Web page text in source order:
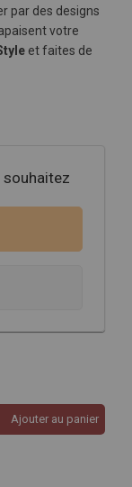
par des designs
votre
et faites de
souhaitez
Ajouter au panier